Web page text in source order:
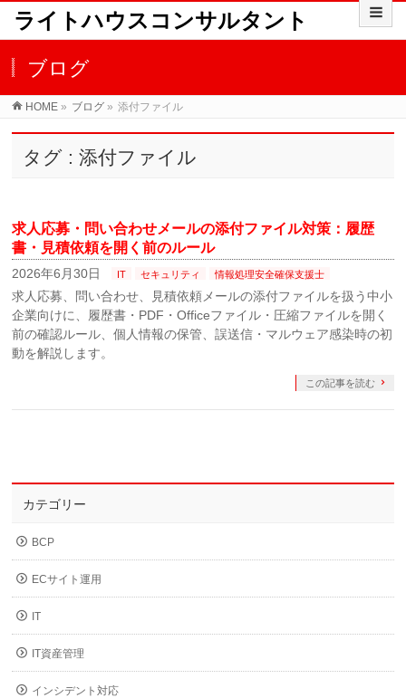
ライトハウスコンサルタント
ブログ
HOME » ブログ » 添付ファイル
タグ : 添付ファイル
求人応募・問い合わせメールの添付ファイル対策：履歴
書・見積依頼を開く前のルール
2026年6月30日 IT セキュリティ 情報処理安全確保支援士
求人応募、問い合わせ、見積依頼メールの添付ファイルを扱う中小
企業向けに、履歴書・PDF・Officeファイル・圧縮ファイルを開く
前の確認ルール、個人情報の保管、誤送信・マルウェア感染時の初
動を解説します。
この記事を読む
カテゴリー
BCP
ECサイト運用
IT
IT資産管理
インシデント対応